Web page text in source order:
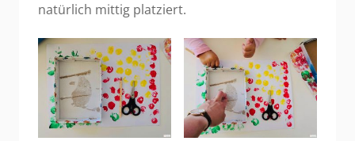
natürlich mittig platziert.